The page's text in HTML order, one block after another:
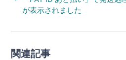
が表示されました
関連記事